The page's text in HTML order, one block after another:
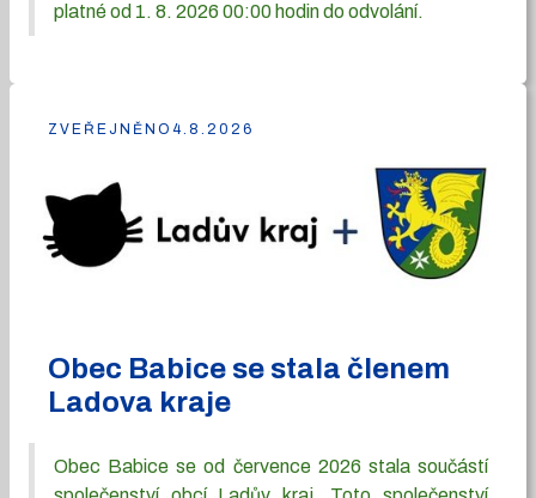
platné od 1. 8. 2026 00:00 hodin do odvolání.
Obec Babice se stala členem
Ladova kraje
Obec Babice se od července 2026 stala součástí
ZVEŘEJNĚNO 4.8.2026